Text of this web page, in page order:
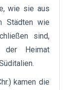
wie sie aus
Städten wie
sind,
der Heimat
kamen die